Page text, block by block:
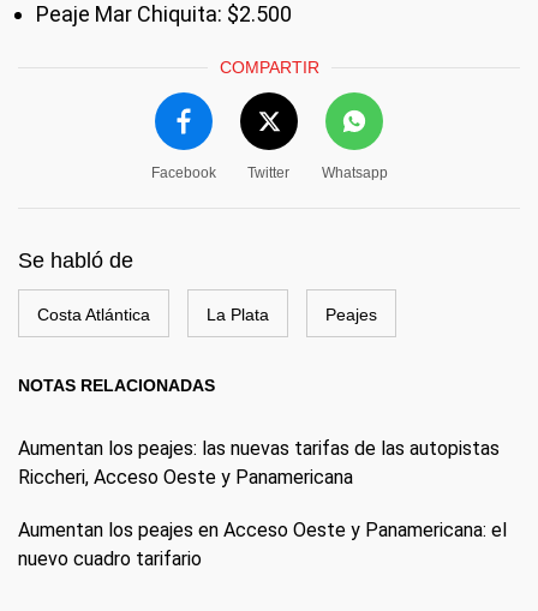
Peaje Mar Chiquita: $2.500
COMPARTIR
Facebook Twitter Whatsapp
Se habló de
Costa Atlántica La Plata Peajes
NOTAS RELACIONADAS
Aumentan los peajes: las nuevas tarifas de las autopistas
Riccheri, Acceso Oeste y Panamericana
Aumentan los peajes en Acceso Oeste y Panamericana: el
nuevo cuadro tarifario